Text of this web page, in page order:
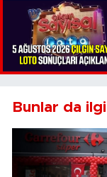
Bunlar da